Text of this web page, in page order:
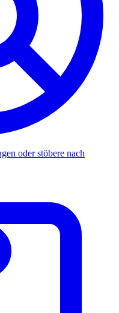
oder stöbere nach